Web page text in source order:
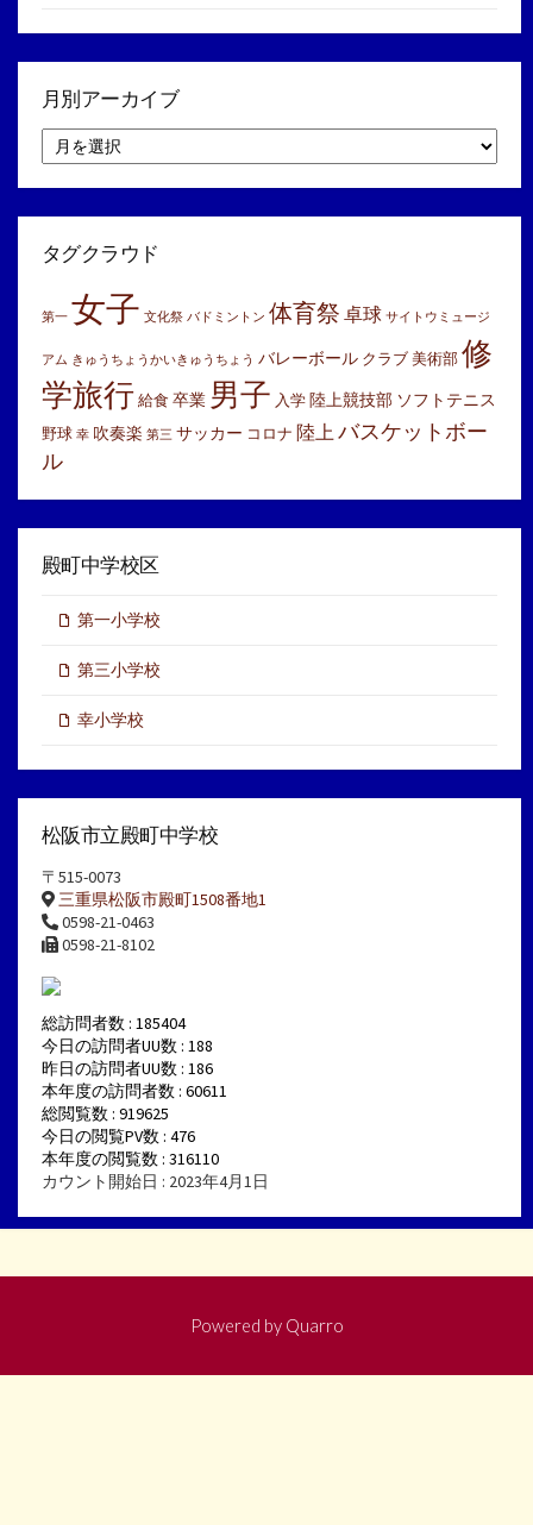
月別アーカイブ
別
ア
イ
タグクラウド
第一 女子 文化祭 バドミントン 体育祭 卓球 サイトウミュージ
アム きゅうちょうかいきゅうちょう バレーボール クラブ 美術部 修
学旅行 給食 卒業 男子 入学 陸上競技部 ソフトテニス
野球 幸 吹奏楽 第三 サッカー コロナ 陸上 バスケットボー
ル
殿町中学校区
第一小学校
第三小学校
幸小学校
松阪市立殿町中学校
〒515-0073
三重県松阪市殿町1508番地1
0598-21-0463
0598-21-8102
総訪問者数 : 185404
今日の訪問者UU数 : 188
昨日の訪問者UU数 : 186
本年度の訪問者数 : 60611
総閲覧数 : 919625
今日の閲覧PV数 : 476
本年度の閲覧数 : 316110
カウント開始日 : 2023年4月1日
Powered by Quarro